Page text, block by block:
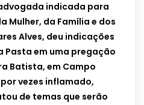
indicada para
Mulher, da Família e dos
Alves, deu indicações
Pasta em uma pregação
Batista, em Campo
vezes inflamado,
de temas que serão